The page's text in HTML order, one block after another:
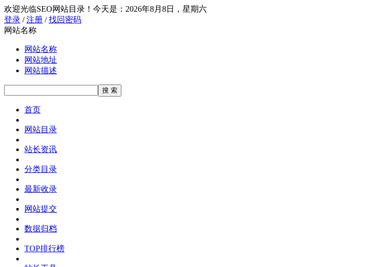
欢迎光临SEO网站目录！ 今天是：2026年8月8日，星期六
登录 /注册 /找回密码
网站名称
网站名称
网站地址
网站描述
首页
网站目录
站长资讯
分类目录
最新收录
网站提交
数据归档
TOP排行榜